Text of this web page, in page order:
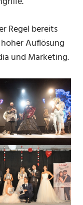
Regel bereits
Auflösung
und Marketing.